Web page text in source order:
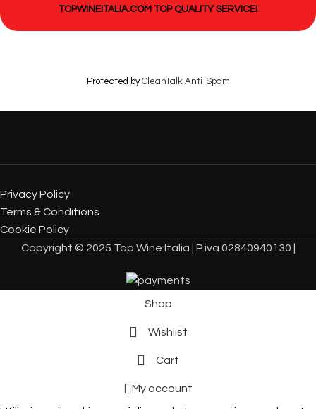
TOPWINEITALIA.COM TOP QUALITY SERVICE!
Protected byCleanTalk Anti-Spam
Privacy Policy
Terms & Conditions
Cookie Policy
Copyright © 2025 Top Wine Italia | P.iva 02840940130 |
Shop
Wishlist
Cart
My account